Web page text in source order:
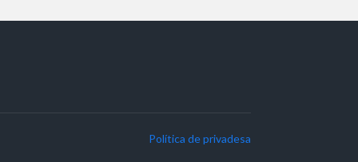
Política de privadesa